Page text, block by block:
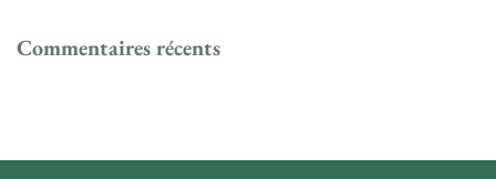
Commentaires récents